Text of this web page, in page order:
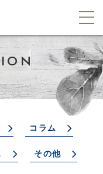
コラム
その他